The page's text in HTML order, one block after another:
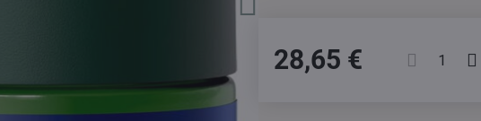
28,65 €